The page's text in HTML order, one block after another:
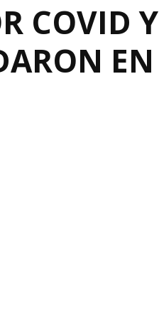
COVID Y
EN